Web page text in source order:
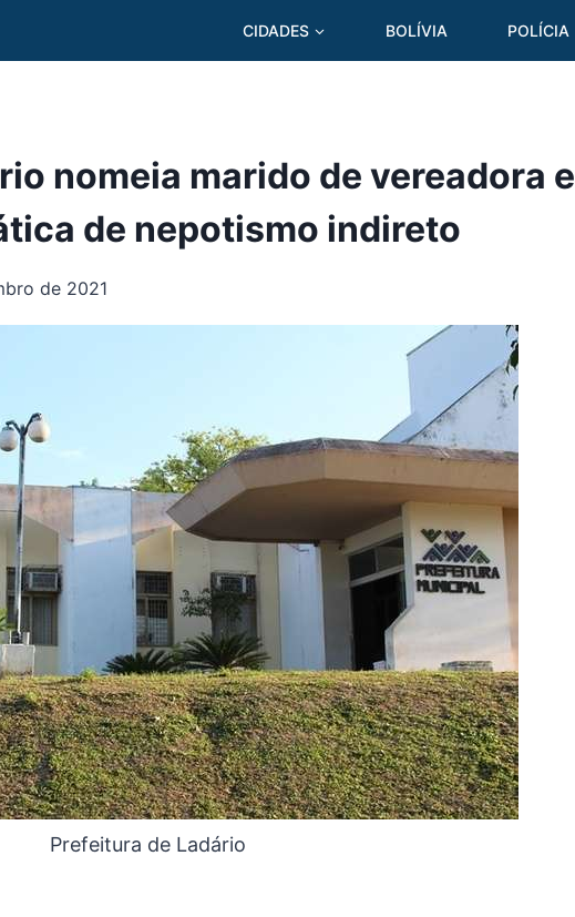
CIDADES BOLÍVIA POLÍCIA
nomeia marido de vereadora e
de nepotismo indireto
de 2021
Prefeitura de Ladário